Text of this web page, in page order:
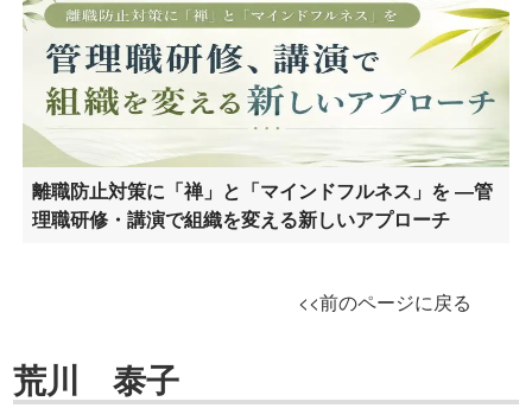
離職防止対策に「禅」と「マインドフルネス」を ―管
理職研修・講演で組織を変える新しいアプローチ
<<前のページに戻る
荒川 泰子